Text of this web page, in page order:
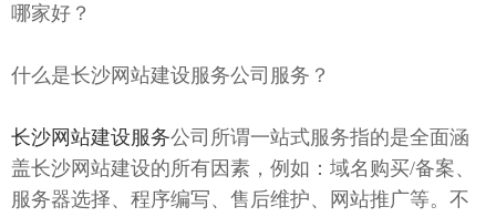
哪家好？
什么是长沙网站建设服务公司服务？
长沙网站建设服务公司所谓一站式服务指的是全面涵
盖长沙网站建设的所有因素，例如：域名购买/备案、
服务器选择、程序编写、售后维护、网站推广等。不